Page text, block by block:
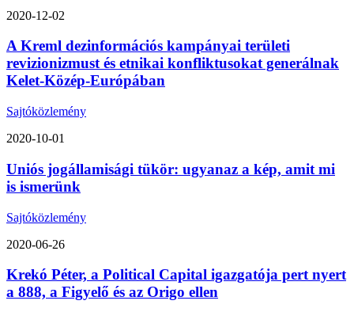
2020-12-02
A Kreml dezinformációs kampányai területi
revizionizmust és etnikai konfliktusokat generálnak
Kelet-Közép-Európában
Sajtóközlemény
2020-10-01
Uniós jogállamisági tükör: ugyanaz a kép, amit mi
is ismerünk
Sajtóközlemény
2020-06-26
Krekó Péter, a Political Capital igazgatója pert nyert
a 888, a Figyelő és az Origo ellen